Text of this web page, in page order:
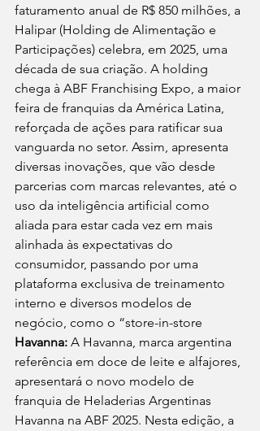
faturamento anual de R$ 850 milhões, a
Halipar (Holding de Alimentação e
Participações) celebra, em 2025, uma
década de sua criação. A holding
chega à ABF Franchising Expo, a maior
feira de franquias da América Latina,
reforçada de ações para ratificar sua
vanguarda no setor. Assim, apresenta
diversas inovações, que vão desde
parcerias com marcas relevantes, até o
uso da inteligência artificial como
aliada para estar cada vez em mais
alinhada às expectativas do
consumidor, passando por uma
plataforma exclusiva de treinamento
interno e diversos modelos de
negócio, como o “store-in-store
Havanna: A Havanna, marca argentina
referência em doce de leite e alfajores,
apresentará o novo modelo de
franquia de Heladerias Argentinas
Havanna na ABF 2025. Nesta edição, a